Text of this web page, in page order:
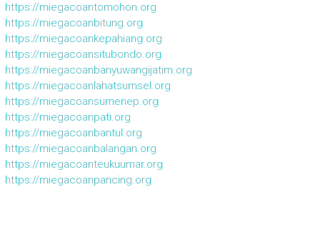
https://miegacoantomohon.org
https://miegacoanbitung.org
https://miegacoankepahiang.org
https://miegacoansitubondo.org
https://miegacoanbanyuwangijatim.org
https://miegacoanlahatsumsel.org
https://miegacoansumenep.org
https://miegacoanpati.org
https://miegacoanbantul.org
https://miegacoanbalangan.org
https://miegacoanteukuumar.org
https://miegacoanpancing.org